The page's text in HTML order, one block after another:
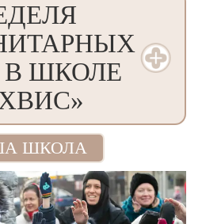
В ШКОЛЕ
ШКОЛА